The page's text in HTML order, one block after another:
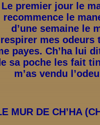
Le premier jour le
recommence le
d’une semaine le
respirer mes
payes. Ch’ha lui
sa poche les fait
m’as vendu
MUR DE CH’HA